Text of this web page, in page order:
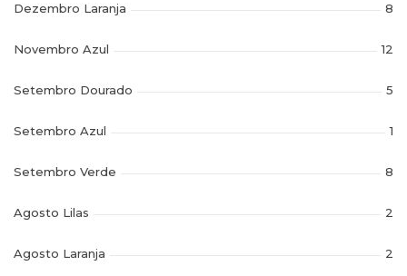
Dezembro Laranja 8
Novembro Azul 12
Setembro Dourado 5
Setembro Azul 1
Setembro Verde 8
Agosto Lilas 2
Agosto Laranja 2